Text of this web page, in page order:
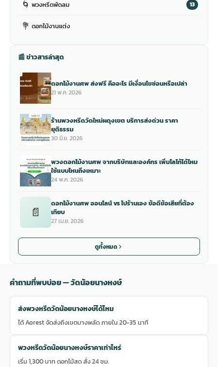
🌀 พวงหรีดพัดลม 13
💐 ดอกไม้งานแต่ง
📰 ข่าวสารล่าสุด
ดอกไม้งานศพ ส่งฟรี คืออะไร มีเงื่อนไขซ่อนหรือเปล่า
21 พ.ค. 2026
ร้านพวงหรีดวัดใหม่ผดุงเขต บริการส่งด่วน ราคา
ยุติธรรม
30 มิ.ย. 2026
พวงดอกไม้งานศพ จากบริษัทและองค์กร เพิ่มโลโก้ได้ไหม
ใช้แบบไหนถึงเหมาะ
24 พ.ค. 2026
📄
ดอกไม้งานศพ ออนไลน์ vs ไปร้านเอง ข้อดีข้อเสียที่ต้อง
เทียบ
27 เม.ย. 2026
ดูทั้งหมด
คำถามที่พบบ่อย — วัดน้อยนางหงษ์
ส่งพวงหรีดวัดน้อยนางหงษ์ได้ไหม
ได้ Aorest จัดส่งถึงเขตบางพลัด ภายใน 20-35 นาที
พวงหรีดวัดน้อยนางหงษ์ราคาเท่าไหร่
เริ่ม 1,300 บาท ดอกไม้สด สั่ง 24 ชม.